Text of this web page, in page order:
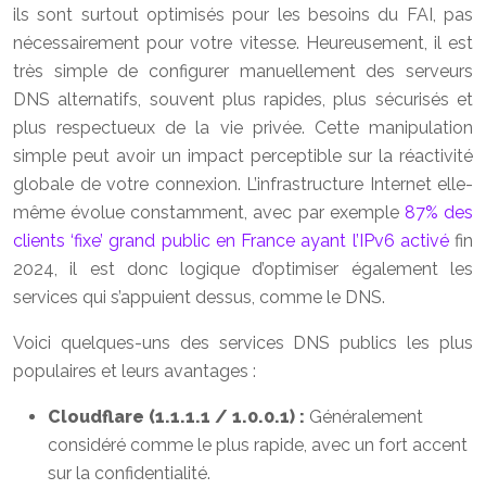
ils sont surtout optimisés pour les besoins du FAI, pas
nécessairement pour votre vitesse. Heureusement, il est
très simple de configurer manuellement des serveurs
DNS alternatifs, souvent plus rapides, plus sécurisés et
plus respectueux de la vie privée. Cette manipulation
simple peut avoir un impact perceptible sur la réactivité
globale de votre connexion. L’infrastructure Internet elle-
même évolue constamment, avec par exemple 87% des
clients ‘fixe’ grand public en France ayant l’IPv6 activéfin
2024, il est donc logique d’optimiser également les
services qui s’appuient dessus, comme le DNS.
Voici quelques-uns des services DNS publics les plus
populaires et leurs avantages :
Cloudflare (1.1.1.1 / 1.0.0.1) : Généralement
considéré comme le plus rapide, avec un fort accent
sur la confidentialité.